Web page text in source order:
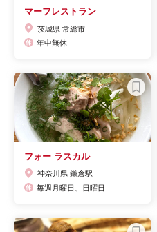
マーフレストラン
茨城県 常総市
年中無休
フォー ラスカル
神奈川県 鎌倉駅
毎週月曜日、日曜日